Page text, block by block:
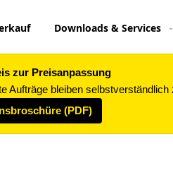
Downloads & Services
zur Preisanpassung
bleiben
(PDF)